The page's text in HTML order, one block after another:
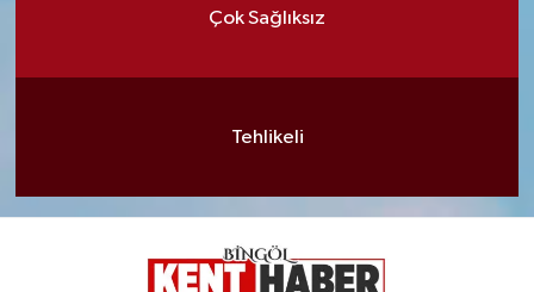
Çok Sağlıksız
Tehlikeli